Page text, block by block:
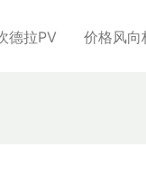
德拉PV 价格风向